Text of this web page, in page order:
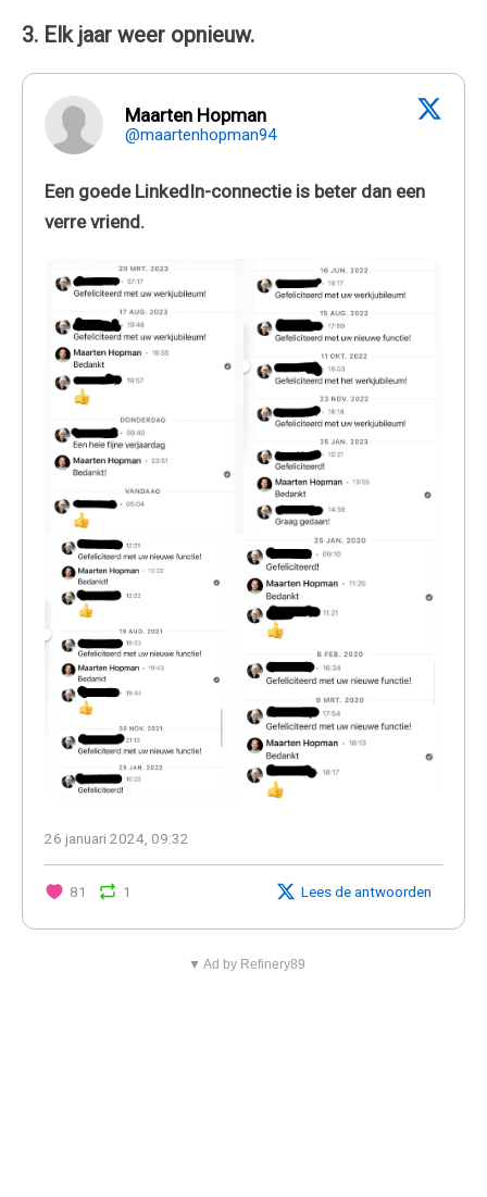
3. Elk jaar weer opnieuw.
Maarten Hopman
@maartenhopman94
Een goede LinkedIn-connectie is beter dan een
verre vriend.
26 januari 2024, 09:32
81 1 Lees de antwoorden
▼ Ad by Refinery89